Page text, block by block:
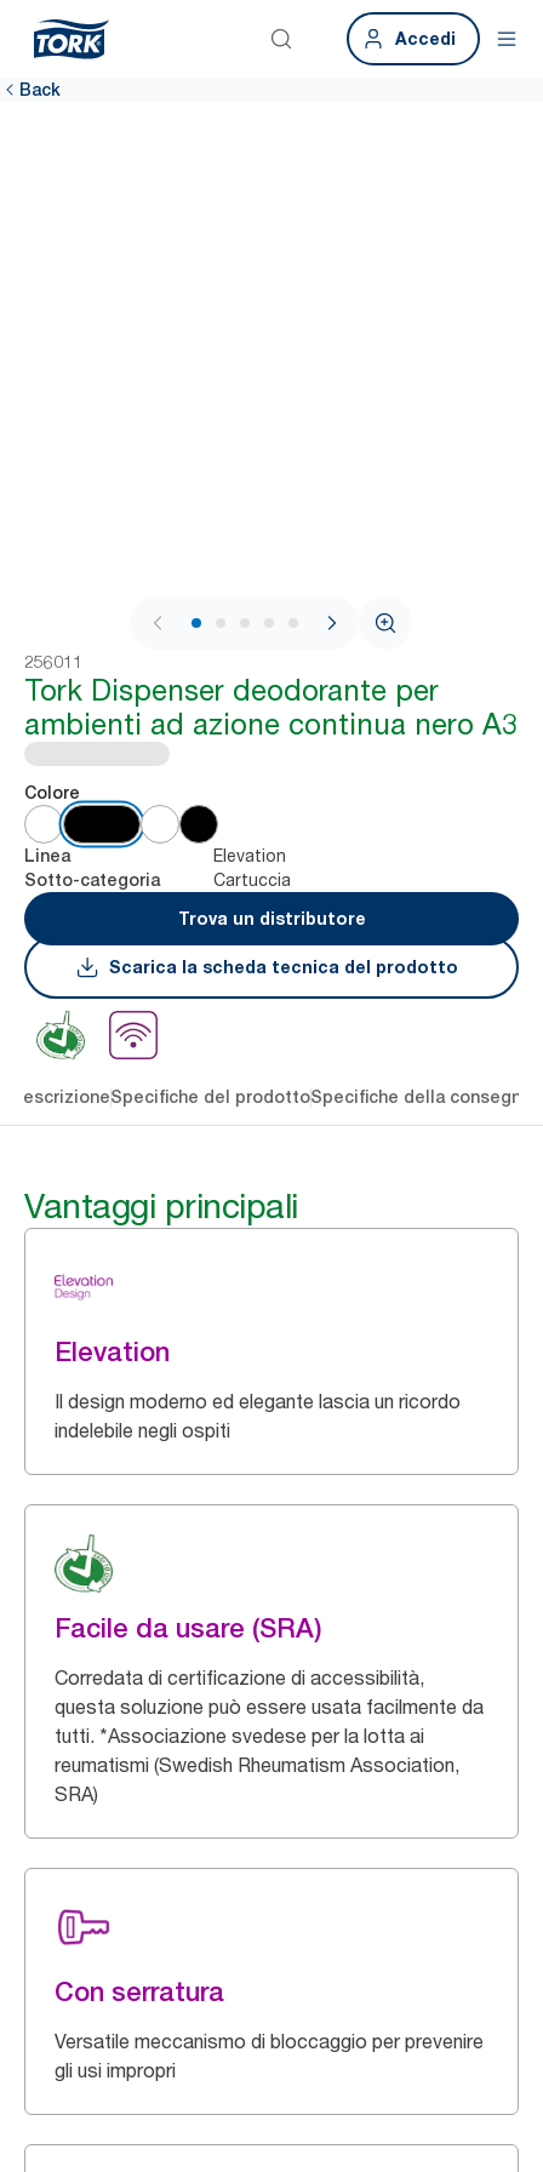
Accedi
Back
1 / 8
256011
Tork Dispenser deodorante per
ambienti ad azione continua nero A3
Colore
Linea Elevation
Sotto-categoria
Cartuccia
Trova un distributore
Scarica la scheda tecnica del prodotto
DescrizioneSpecifiche del prodottoSpecifiche della consegna
Vantaggi principali
Elevation
Il design moderno ed elegante lascia un ricordo
indelebile negli ospiti
Facile da usare (SRA)
Corredata di certificazione di accessibilità,
questa soluzione può essere usata facilmente da
tutti. *Associazione svedese per la lotta ai
reumatismi (Swedish Rheumatism Association,
SRA)
Con serratura
Versatile meccanismo di bloccaggio per prevenire
gli usi impropri